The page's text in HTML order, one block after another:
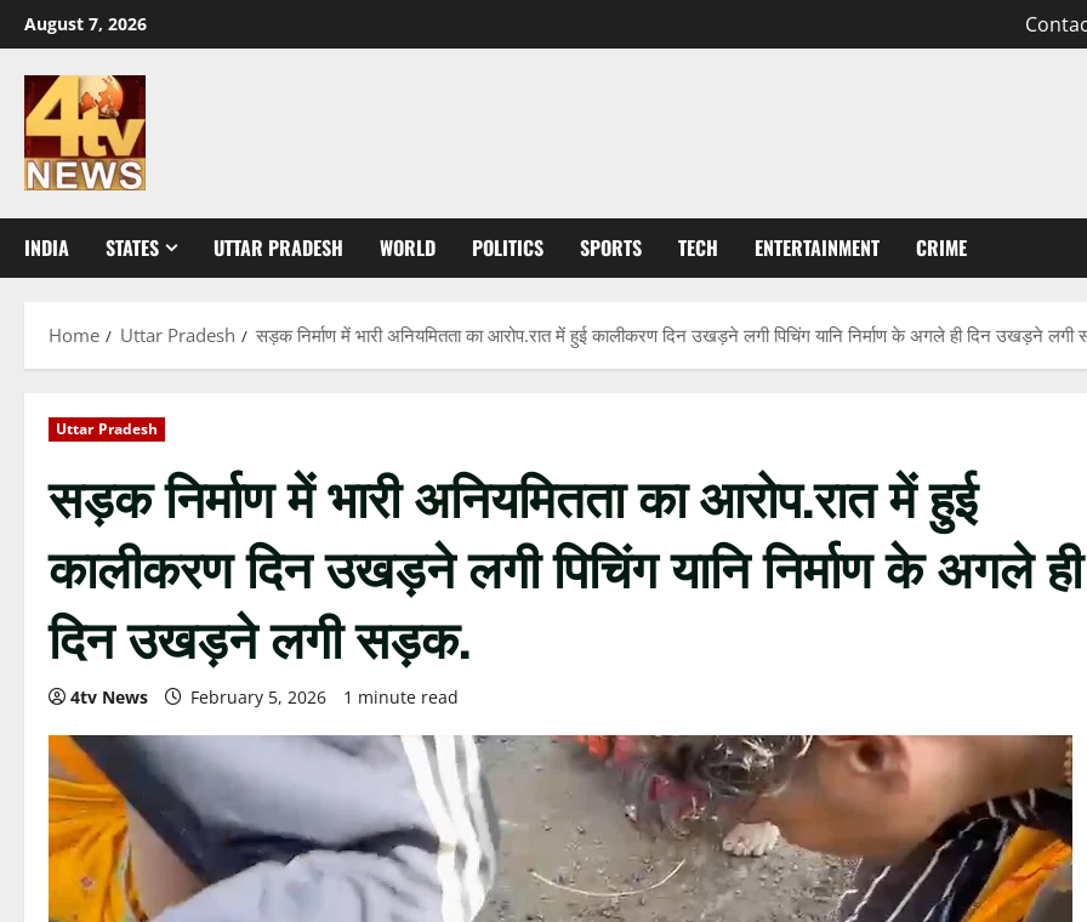
Skip
to
content
August 7, 2026
INDIA STATES UTTAR PRADESH WORLD POLITICS SPORTS TECH ENTERTAINMENT CRIME
Home Uttar Pradesh सड़क निर्माण में भारी अनियमितता का आरोप.रात में हुई कालीकरण दिन उखड़ने लगी पिचिंग यानि निर्माण के अगले ही दिन उखड़ने
Uttar Pradesh
सड़क निर्माण में भारी अनियमितता का आरोप.रात में हुई
कालीकरण दिन उखड़ने लगी पिचिंग यानि निर्माण के अगले ही
दिन उखड़ने लगी सड़क.
4tv News February 5, 2026 1 minute read